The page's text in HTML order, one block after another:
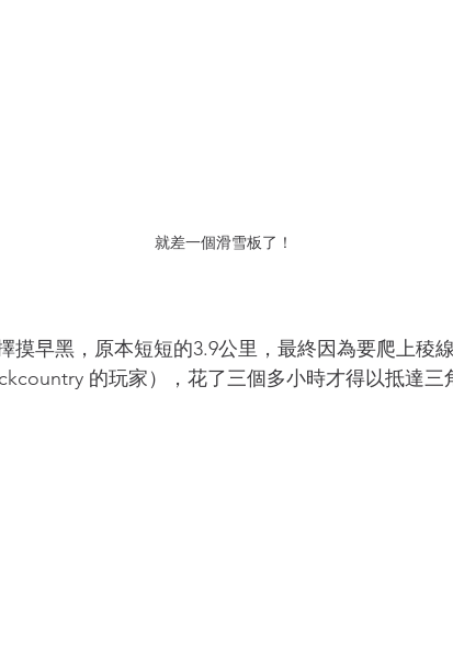
就差一個滑雪板了！
摸早黑，原本短短的3.9公里，最終因為要爬上稜
的玩家），花了三個多小時才得以抵達三